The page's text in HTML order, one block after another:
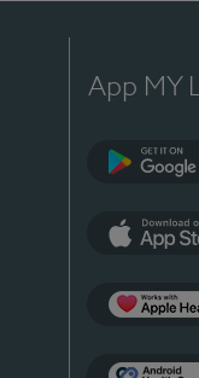
App MY